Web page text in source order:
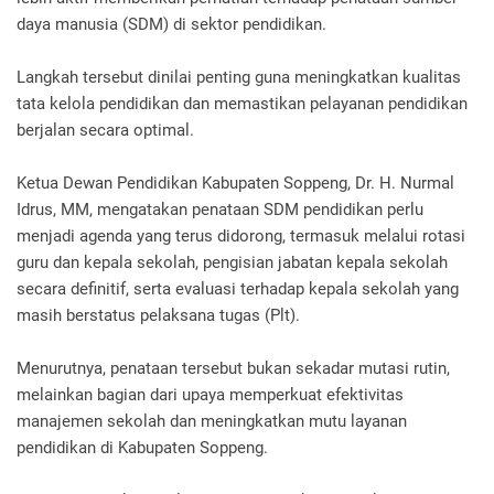
daya manusia (SDM) di sektor pendidikan.
Langkah tersebut dinilai penting guna meningkatkan kualitas
tata kelola pendidikan dan memastikan pelayanan pendidikan
berjalan secara optimal.
Ketua Dewan Pendidikan Kabupaten Soppeng, Dr. H. Nurmal
Idrus, MM, mengatakan penataan SDM pendidikan perlu
menjadi agenda yang terus didorong, termasuk melalui rotasi
guru dan kepala sekolah, pengisian jabatan kepala sekolah
secara definitif, serta evaluasi terhadap kepala sekolah yang
masih berstatus pelaksana tugas (Plt).
Menurutnya, penataan tersebut bukan sekadar mutasi rutin,
melainkan bagian dari upaya memperkuat efektivitas
manajemen sekolah dan meningkatkan mutu layanan
pendidikan di Kabupaten Soppeng.